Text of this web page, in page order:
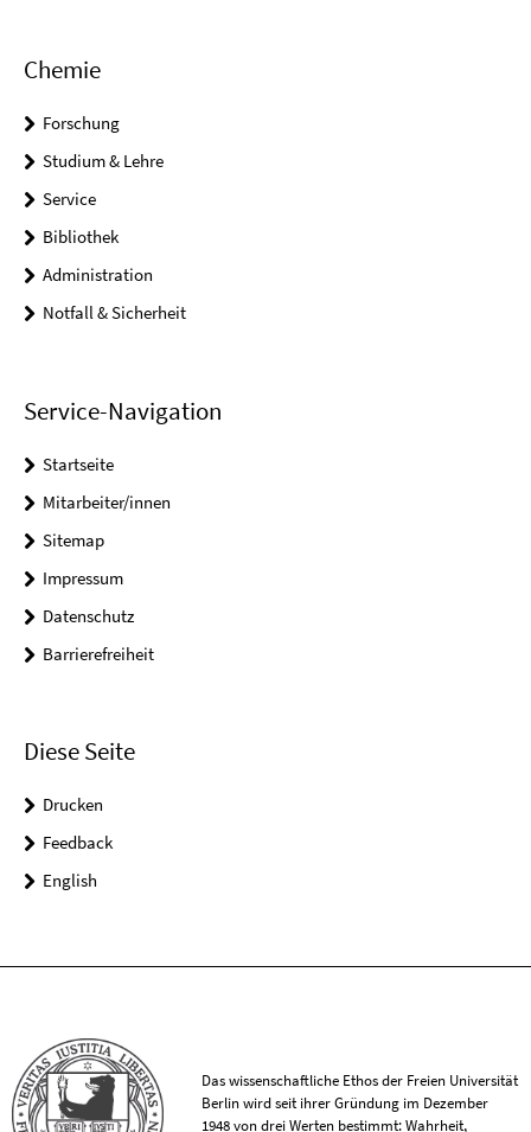
Chemie
Forschung
Studium & Lehre
Service
Bibliothek
Administration
Notfall & Sicherheit
Service-Navigation
Startseite
Mitarbeiter/innen
Sitemap
Impressum
Datenschutz
Barrierefreiheit
Diese Seite
Drucken
Feedback
English
Das wissenschaftliche Ethos der Freien Universität
Berlin wird seit ihrer Gründung im Dezember
1948 von drei Werten bestimmt: Wahrheit,